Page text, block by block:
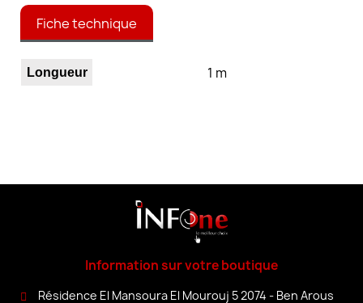
Fiche technique
Longueur 1 m
Information sur votre boutique
Résidence El Mansoura El Mourouj 5 2074 - Ben Arous